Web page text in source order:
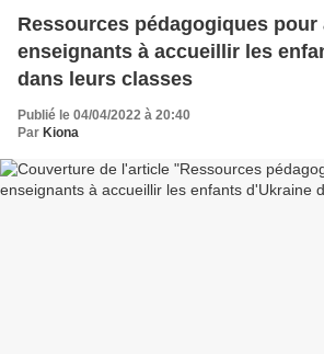
Ressources pédagogiques pour
enseignants à accueillir les
dans leurs classes
Publié le 04/04/2022 à 20:40
Par Kiona